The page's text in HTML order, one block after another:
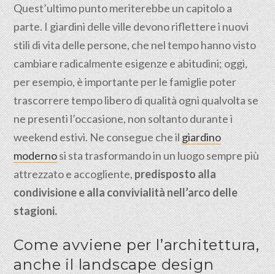
Quest’ultimo punto meriterebbe un capitolo a
parte. I giardini delle ville devono riflettere i nuovi
stili di vita delle persone, che nel tempo hanno visto
cambiare radicalmente esigenze e abitudini; oggi,
per esempio, è importante per le famiglie poter
trascorrere tempo libero di qualità ogni qualvolta se
ne presenti l’occasione, non soltanto durante i
weekend estivi. Ne consegue che ilgiardino
modernosi sta trasformando in un luogo sempre più
attrezzato e accogliente,predisposto alla
condivisione e alla convivialità nell’arco delle
stagioni.
Come avviene per l’architettura,
anche il landscape design